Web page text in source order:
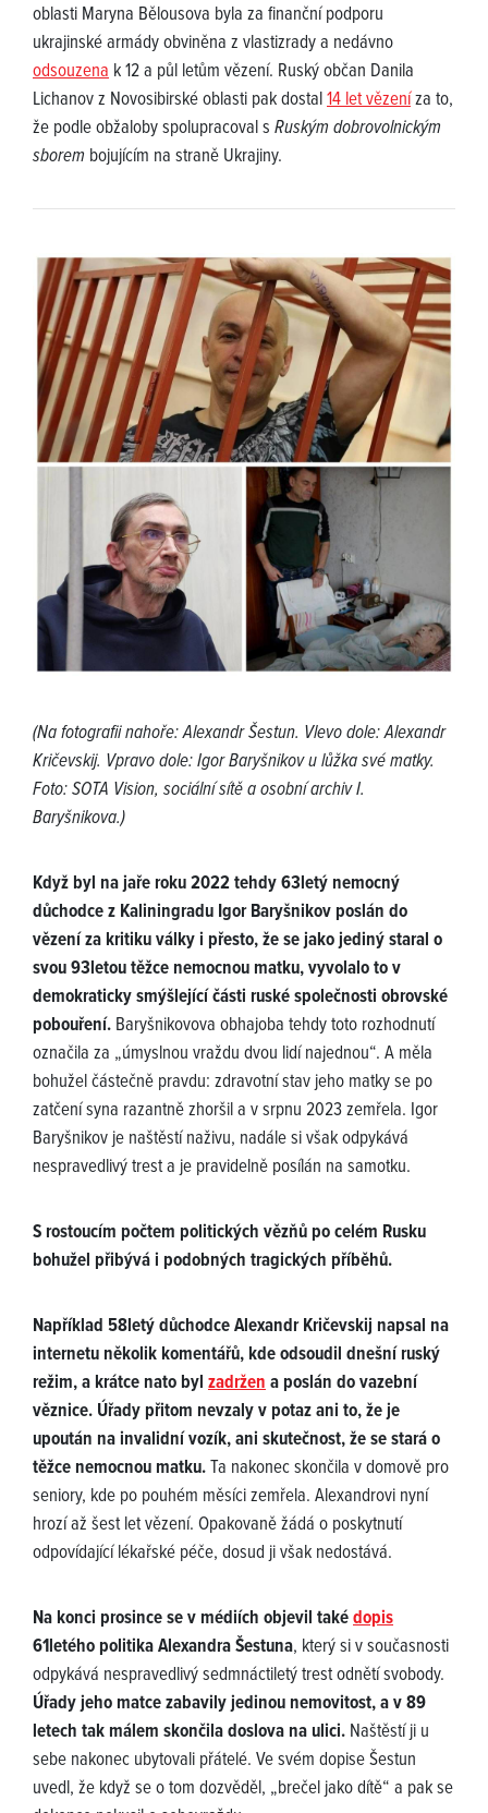
oblasti Maryna Bělousova byla za finanční podporu
ukrajinské armády obviněna z vlastizrady a nedávno
odsouzena k 12 a půl letům vězení. Ruský občan Danila
Lichanov z Novosibirské oblasti pak dostal14 let vězeníza to,
že podle obžaloby spolupracoval s Ruským dobrovolnickým
sborem bojujícím na straně Ukrajiny.
(Na fotografii nahoře: Alexandr Šestun. Vlevo dole: Alexandr
Kričevskij. Vpravo dole: Igor Baryšnikov u lůžka své matky.
Foto: SOTA Vision, sociální sítě a osobní archiv I.
Baryšnikova.)
Když byl na jaře roku 2022 tehdy 63letý nemocný
důchodce z Kaliningradu Igor Baryšnikov poslán do
vězení za kritiku války i přesto, že se jako jediný staral o
svou 93letou těžce nemocnou matku, vyvolalo to v
demokraticky smýšlející části ruské společnosti obrovské
pobouření. Baryšnikovova obhajoba tehdy toto rozhodnutí
označila za „úmyslnou vraždu dvou lidí najednou“. A měla
bohužel částečně pravdu: zdravotní stav jeho matky se po
zatčení syna razantně zhoršil a v srpnu 2023 zemřela. Igor
Baryšnikov je naštěstí naživu, nadále si však odpykává
nespravedlivý trest a je pravidelně posílán na samotku.
S rostoucím počtem politických vězňů po celém Rusku
bohužel přibývá i podobných tragických příběhů.
Například 58letý důchodce Alexandr Kričevskij napsal na
internetu několik komentářů, kde odsoudil dnešní ruský
režim, a krátce nato byl zadržena poslán do vazební
věznice. Úřady přitom nevzaly v potaz ani to, že je
upoután na invalidní vozík, ani skutečnost, že se stará o
těžce nemocnou matku.Ta nakonec skončila v domově pro
seniory, kde po pouhém měsíci zemřela. Alexandrovi nyní
hrozí až šest let vězení. Opakovaně žádá o poskytnutí
odpovídající lékařské péče, dosud ji však nedostává.
Na konci prosince se v médiích objevil takédopis
61letého politika Alexandra Šestuna, který si v současnosti
odpykává nespravedlivý sedmnáctiletý trest odnětí svobody.
Úřady jeho matce zabavily jedinou nemovitost, a v 89
letech tak málem skončila doslova na ulici. Naštěstí ji u
sebe nakonec ubytovali přátelé. Ve svém dopise Šestun
uvedl, že když se o tom dozvěděl, „brečel jako dítě“ a pak se